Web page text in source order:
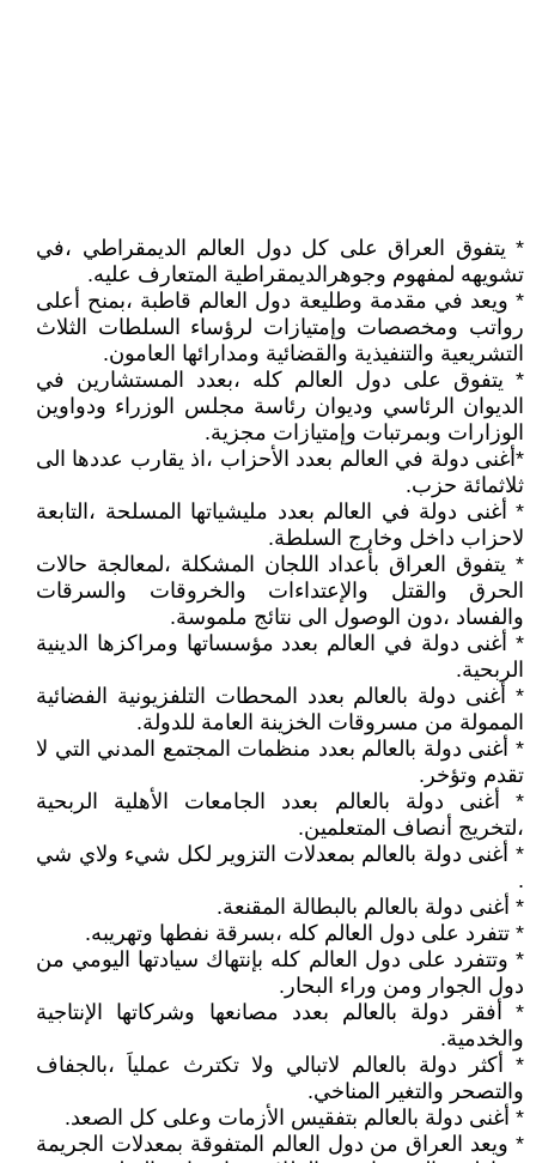
* يتفوق العراق على كل دول العالم الديمقراطي ،في
تشويهه لمفهوم وجوهرالديمقراطية المتعارف عليه.
* ويعد في مقدمة وطليعة دول العالم قاطبة ،بمنح أعلى
رواتب ومخصصات وإمتيازات لرؤساء السلطات الثلاث
التشريعية والتنفيذية والقضائية ومدارائها العامون.
* يتفوق على دول العالم كله ،بعدد المستشارين في
الديوان الرئاسي وديوان رئاسة مجلس الوزراء ودواوين
الوزارات وبمرتبات وإمتيازات مجزية.
*أغنى دولة في العالم بعدد الأحزاب ،اذ يقارب عددها الى
ثلاثمائة حزب.
* أغنى دولة في العالم بعدد مليشياتها المسلحة ،التابعة
لاحزاب داخل وخارج السلطة.
* يتفوق العراق بأعداد اللجان المشكلة ،لمعالجة حالات
الحرق والقتل والإعتداءات والخروقات والسرقات
والفساد ،دون الوصول الى نتائج ملموسة.
* أغنى دولة في العالم بعدد مؤسساتها ومراكزها الدينية
الربحية.
* أغنى دولة بالعالم بعدد المحطات التلفزيونية الفضائية
الممولة من مسروقات الخزينة العامة للدولة.
* أغنى دولة بالعالم بعدد منظمات المجتمع المدني التي لا
تقدم وتؤخر.
* أغنى دولة بالعالم بعدد الجامعات الأهلية الربحية
،لتخريج أنصاف المتعلمين.
* أغنى دولة بالعالم بمعدلات التزوير لكل شيء ولاي شي
.
* أغنى دولة بالعالم بالبطالة المقنعة.
* تتفرد على دول العالم كله ،بسرقة نفطها وتهريبه.
* وتتفرد على دول العالم كله بإنتهاك سيادتها اليومي من
دول الجوار ومن وراء البحار.
* أفقر دولة بالعالم بعدد مصانعها وشركاتها الإنتاجية
والخدمية.
* أكثر دولة بالعالم لاتبالي ولا تكترث عملياَ ،بالجفاف
والتصحر والتغير المناخي.
* أغنى دولة بالعالم بتفقيس الأزمات وعلى كل الصعد.
* ويعد العراق من دول العالم المتفوقة بمعدلات الجريمة